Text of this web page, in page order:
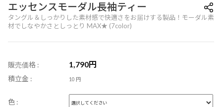
エッセンスモーダル長袖ティー
タングル＆しっかりした素材感で快適さをお届けする製品！モーダル素
材でしなやかさとしっとり MAX★ (7color)
販売価格 : 1,790円
積立金 : 10 円
色 :